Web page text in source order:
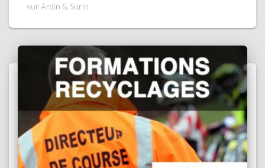
sur Ardin & Surin